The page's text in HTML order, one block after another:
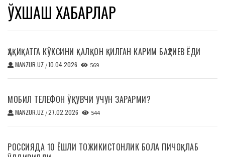
ЎХШАШ ХАБАРЛАР
ҲАҚИҚАТГА КЎКСИНИ ҚАЛҚОН ҚИЛГАН КАРИМ БАҲРИЕВ ЁДИ
MANZUR.UZ /10.04.2026 569
МОБИЛ ТЕЛЕФОН ЎҚУВЧИ УЧУН ЗАРАРМИ?
MANZUR.UZ /27.02.2026 544
РОССИЯДА 10 ЁШЛИ ТОЖИКИСТОНЛИК БОЛА ПИЧОҚЛАБ